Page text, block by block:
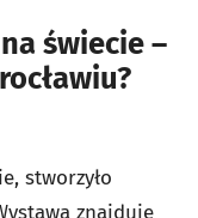
świecie –
stworzyło
znajduje